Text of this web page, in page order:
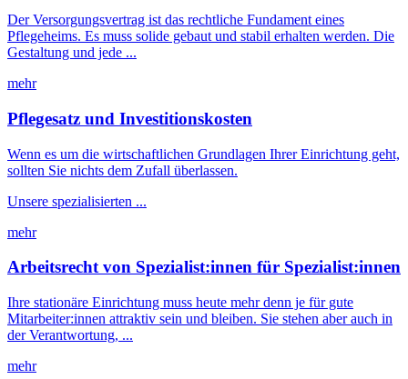
Der Versorgungsvertrag ist das rechtliche Fundament eines
Pflegeheims. Es muss solide gebaut und stabil erhalten werden. Die
Gestaltung und jede ...
mehr
Pflegesatz und Investitionskosten
Wenn es um die wirtschaftlichen Grundlagen Ihrer Einrichtung geht,
sollten Sie nichts dem Zufall überlassen.
Unsere spezialisierten ...
mehr
Arbeitsrecht von Spezialist:innen für Spezialist:innen
Ihre stationäre Einrichtung muss heute mehr denn je für gute
Mitarbeiter:innen attraktiv sein und bleiben. Sie stehen aber auch in
der Verantwortung, ...
mehr